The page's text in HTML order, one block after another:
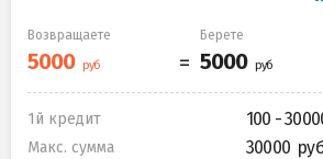
Возвращаете Берете
1й кредит 100 -
Макс. сумма 30000